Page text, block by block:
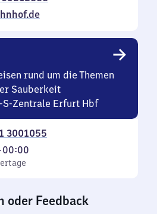
rund um die Themen
Sauberkeit
Zentrale Erfurt Hbf
3001055
00:00
oder Feedback